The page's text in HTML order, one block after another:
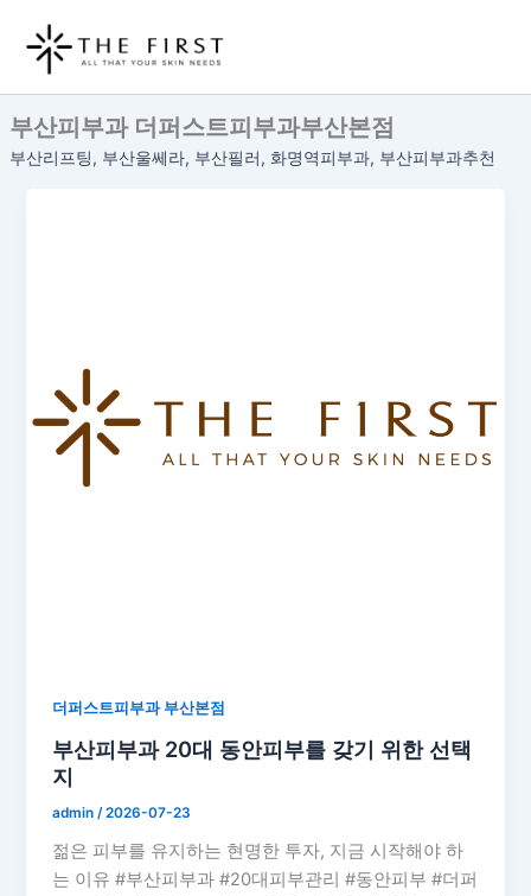
로
건
너
부산피부과 더퍼스트피부과부산본점
부산리프팅, 부산울쎄라, 부산필러, 화명역피부과, 부산피부과추천
더퍼스트피부과 부산본점
부산피부과 20대 동안피부를 갖기 위한 선택
지
admin /2026-07-23
젊은 피부를 유지하는 현명한 투자, 지금 시작해야 하
는 이유 #부산피부과 #20대피부관리 #동안피부 #더퍼